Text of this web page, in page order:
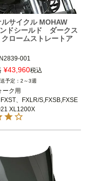
サイクル MOHAW
ドシールド ダークス
ロームストレートア
N2839-001
：562-2854C
ク用
S、FXLR/S
XL1200X
ダイナ※FXDFは不可
FXSB/SE
XR1200/X
（ナショナル サイク
¥43,960税込
2～3週
ーク用
、FXLR/S,FXSB,FXSE
XL1200X
XR1200